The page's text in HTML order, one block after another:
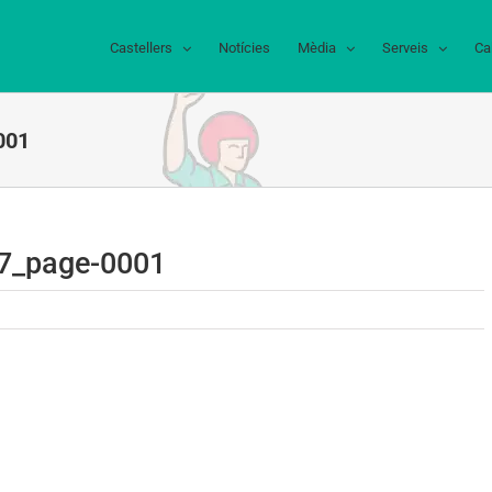
Castellers Notícies Mèdia Serveis
0001